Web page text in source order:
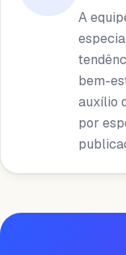
A
bem-
auxílio
por